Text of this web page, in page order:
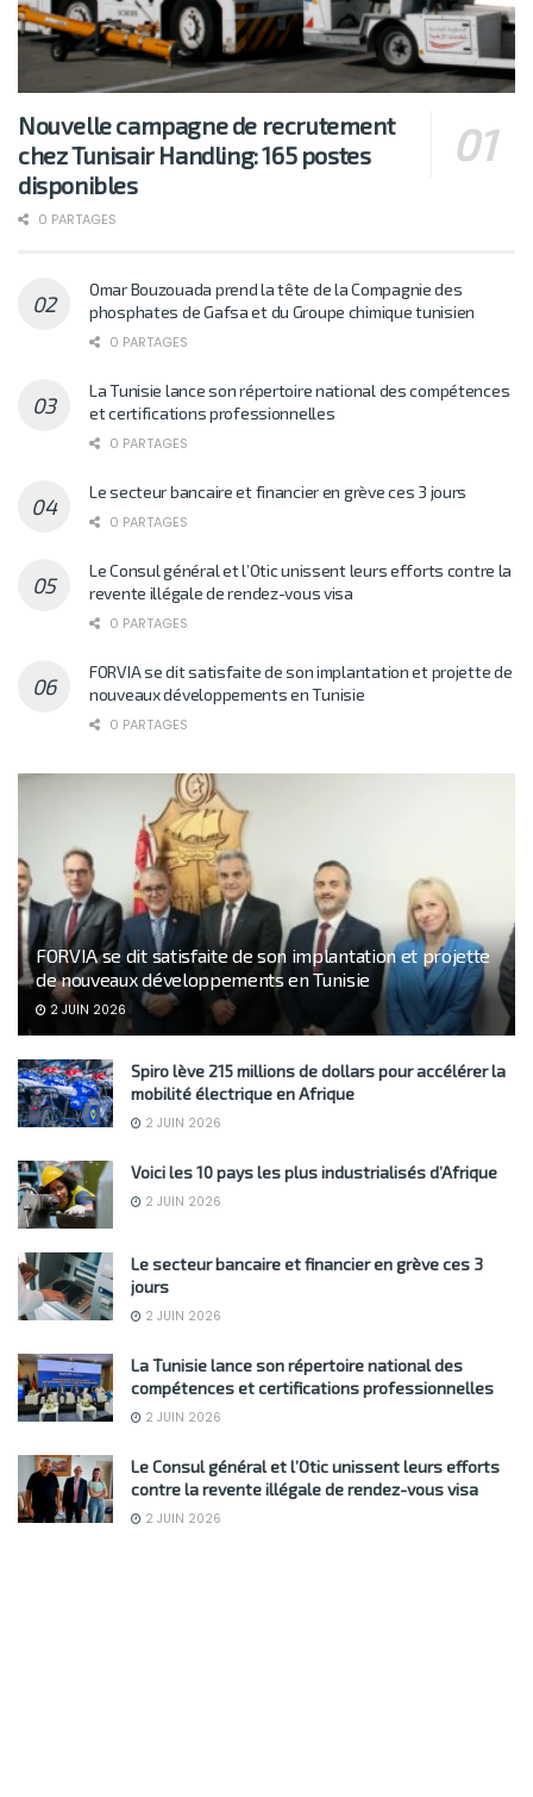
Nouvelle campagne de recrutement
chez Tunisair Handling: 165 postes
disponibles
0 PARTAGES
Omar Bouzouada prend la tête de la Compagnie des
phosphates de Gafsa et du Groupe chimique tunisien
0 PARTAGES
La Tunisie lance son répertoire national des compétences
et certifications professionnelles
0 PARTAGES
Le secteur bancaire et financier en grève ces 3 jours
0 PARTAGES
Le Consul général et l’Otic unissent leurs efforts contre la
revente illégale de rendez-vous visa
0 PARTAGES
FORVIA se dit satisfaite de son implantation et projette de
nouveaux développements en Tunisie
0 PARTAGES
FORVIA se dit satisfaite de son implantation et projette
de nouveaux développements en Tunisie
2 JUIN 2026
Spiro lève 215 millions de dollars pour accélérer la
mobilité électrique en Afrique
2 JUIN 2026
Voici les 10 pays les plus industrialisés d’Afrique
2 JUIN 2026
Le secteur bancaire et financier en grève ces 3
jours
2 JUIN 2026
La Tunisie lance son répertoire national des
compétences et certifications professionnelles
2 JUIN 2026
Le Consul général et l’Otic unissent leurs efforts
contre la revente illégale de rendez-vous visa
2 JUIN 2026